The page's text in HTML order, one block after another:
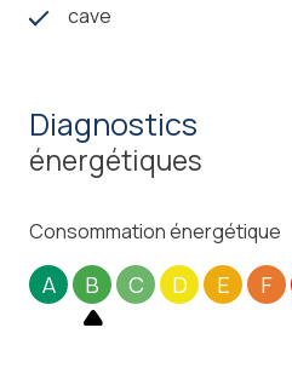
cave
diagnostics
énergétiques
Consommation énergétique
A B C D E F